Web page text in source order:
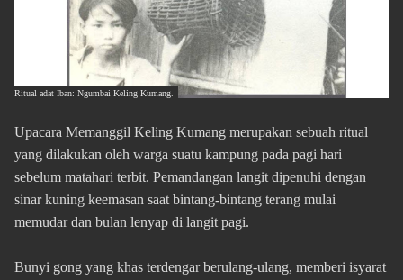
Ritual adat Iban: Ngumbai Keling Kumang.
Upacara Memanggil Keling Kumang merupakan sebuah ritual
yang dilakukan oleh warga suatu kampung pada pagi hari
sebelum matahari terbit. Pemandangan langit dipenuhi dengan
sinar kuning keemasan saat bintang-bintang terang mulai
memudar dan bulan lenyap di langit pagi.
Bunyi gong yang khas terdengar berulang-ulang, memberi isyarat